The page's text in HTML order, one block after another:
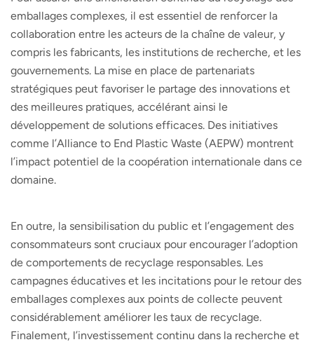
emballages complexes, il est essentiel de renforcer la
collaboration entre les acteurs de la chaîne de valeur, y
compris les fabricants, les institutions de recherche, et les
gouvernements. La mise en place de partenariats
stratégiques peut favoriser le partage des innovations et
des meilleures pratiques, accélérant ainsi le
développement de solutions efficaces. Des initiatives
comme l’Alliance to End Plastic Waste (AEPW) montrent
l’impact potentiel de la coopération internationale dans ce
domaine.
En outre, la sensibilisation du public et l’engagement des
consommateurs sont cruciaux pour encourager l’adoption
de comportements de recyclage responsables. Les
campagnes éducatives et les incitations pour le retour des
emballages complexes aux points de collecte peuvent
considérablement améliorer les taux de recyclage.
Finalement, l’investissement continu dans la recherche et